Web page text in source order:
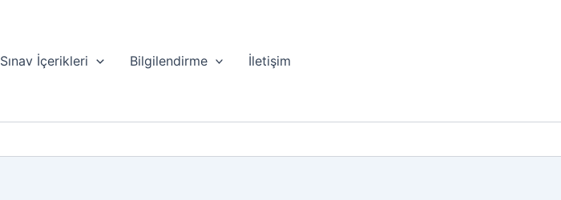
Sınav İçerikleri Bilgilendirme İletişim